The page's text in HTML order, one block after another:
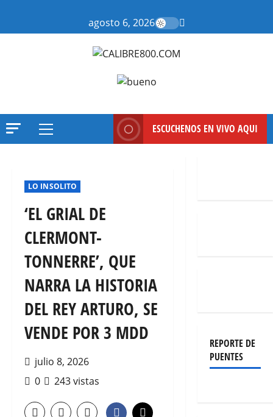
contenido
agosto 6, 2026
Menú
ESCUCHENOS EN VIVO AQUI
LO INSOLITO
‘EL GRIAL DE
CLERMONT-
TONNERRE’, QUE
NARRA LA HISTORIA
DEL REY ARTURO, SE
VENDE POR 3 MDD
julio 8, 2026
0
243 vistas
REPORTE DE
PUENTES